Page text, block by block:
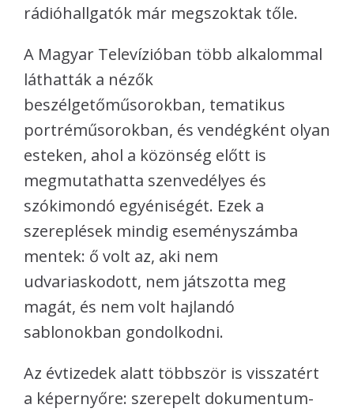
rádióhallgatók már megszoktak tőle.
A Magyar Televízióban több alkalommal
láthatták a nézők
beszélgetőműsorokban, tematikus
portréműsorokban, és vendégként olyan
esteken, ahol a közönség előtt is
megmutathatta szenvedélyes és
szókimondó egyéniségét. Ezek a
szereplések mindig eseményszámba
mentek: ő volt az, aki nem
udvariaskodott, nem játszotta meg
magát, és nem volt hajlandó
sablonokban gondolkodni.
Az évtizedek alatt többször is visszatért
a képernyőre: szerepelt dokumentum-